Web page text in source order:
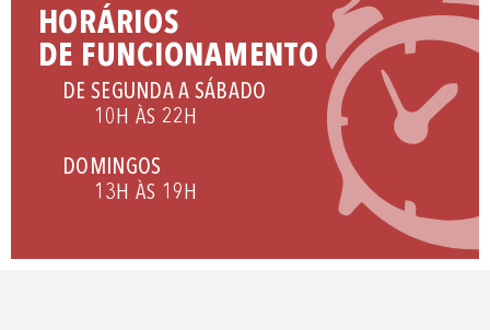
HORÁRIOS
DE FUNCIONAMENTO
DE SEGUNDA A SÁBADO
10H ÀS 22H
DOMINGOS
13H ÀS 19H